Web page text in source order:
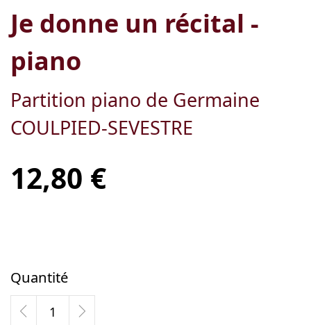
Je donne un récital -
piano
Partition piano de Germaine
COULPIED-SEVESTRE
12,80 €
Quantité